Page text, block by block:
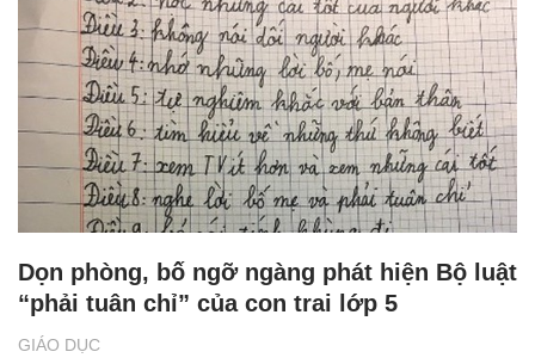
GIÁO DỤC
Dọn phòng, bố ngỡ ngàng phát hiện Bộ luật
“phải tuân chỉ” của con trai lớp 5